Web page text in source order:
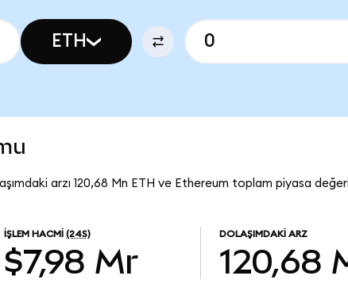
ETH
arzı 120,68 Mn ETH ve Ethereum toplam piyasa
İŞLEM HACMI (24S)
$7,98 Mr
DOLAŞIMDAKI ARZ
120,68